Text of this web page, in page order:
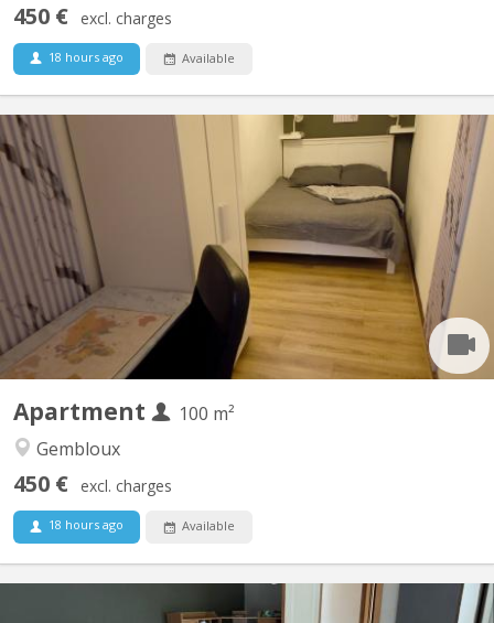
450 € excl. charges
18 hours ago Available
Apartment
100 m²
Gembloux
450 € excl. charges
18 hours ago Available
KV 1927
Belle coloc full équipée et meublée, en plein centre, au calme,
non loin de la gare, près des commerces et à une minute de la
faculté d'agronomie vous bénéficierez d'un lit double et un
bureau dans une chambre avec vue sur jardin. Salle de bain
spacieuse. Cuisine ouverte donnant sur le séjour....
KV 2096